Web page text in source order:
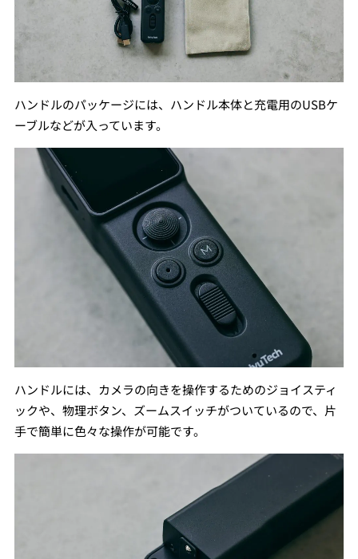
ハンドルのパッケージには、ハンドル本体と充電用のUSBケ
ーブルなどが入っています。
ハンドルには、カメラの向きを操作するためのジョイスティ
ックや、物理ボタン、ズームスイッチがついているので、片
手で簡単に色々な操作が可能です。